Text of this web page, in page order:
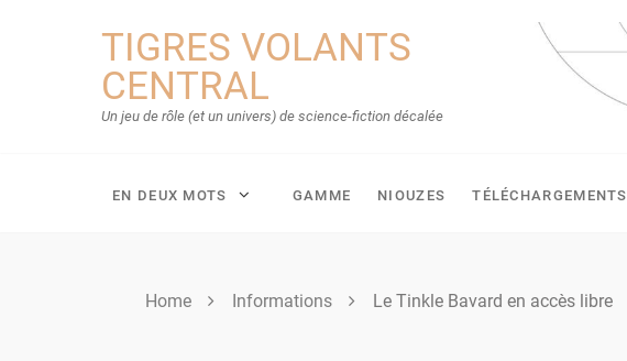
TIGRES VOLANTS
CENTRAL
Un jeu de rôle (et un univers) de science-fiction décalée
EN DEUX MOTS GAMME NIOUZES TÉLÉCHARGEMENTS
Home Informations Le Tinkle Bavard en accès libre